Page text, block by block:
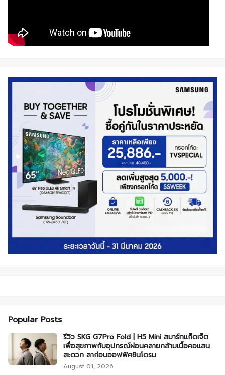
Popular Posts
รีวิว SKG G7Pro Fold | H5 Mini สมาร์ทแก็ดเจ็ต
เพื่อสุขภาพกับอุปกรณ์ผ่อนคลายกล้ามเนื้อคอแสน
สะดวก ลาก่อนออฟฟิศซินโดรม
August 01, 2026